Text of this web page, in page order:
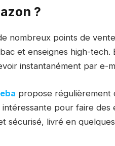
?
nombreux points de vente
et enseignes high-tech.
instantanément par e-
propose régulièrement
pour faire des
sécurisé, livré en